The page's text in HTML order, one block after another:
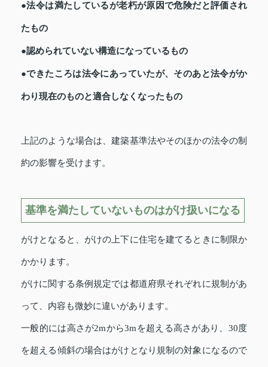
●法令は満たしているが老朽が原因で危険だと評価され
たもの
●認められていない構造になっているもの
●できたころは法令にあっていたが、そのあと法令がか
わり現在のものと適合しなくなったもの
上記のような場合は、建築基準法やそのほかの法令の制
約の影響を受けます。
基準を満たしていないものはがけ扱いになる
がけとなると、がけの上下に住宅を建てるときに制限か
かかります。
がけに関する条例規定では都道府県それぞれに規制があ
って、内容も微妙に違いがあります。
一般的には高さが2mから3mを超える高さがあり、30度
を超える傾斜の場合はがけとなり規制の対象になるので